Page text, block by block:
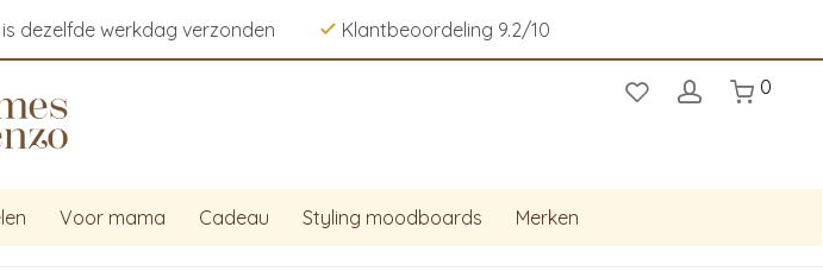
dezelfde werkdag verzonden Klantbeoordeling 9.2/10
0
Voor mama Cadeau Styling moodboards Merken